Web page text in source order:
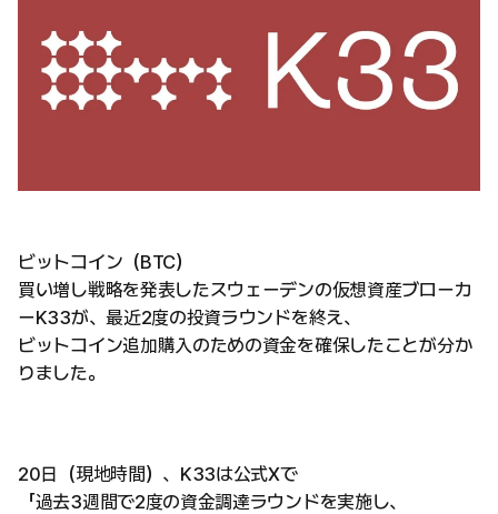
ビットコイン（BTC）
買い増し戦略を発表したスウェーデンの仮想資産ブローカ
ーK33が、最近2度の投資ラウンドを終え、
ビットコイン追加購入のための資金を確保したことが分か
りました。
20日（現地時間）、K33は公式Xで
「過去3週間で2度の資金調達ラウンドを実施し、